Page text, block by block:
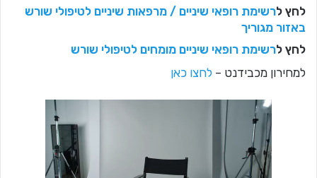
לחץ לרשימת רופאי שיניים / מרפאות שיניים לטיפולי שורש
באזור מגוריך
לחץ לרשימת רופאי שיניים מומחים לטיפולי שורש
למחירון מכבידנט – לחצו כאן